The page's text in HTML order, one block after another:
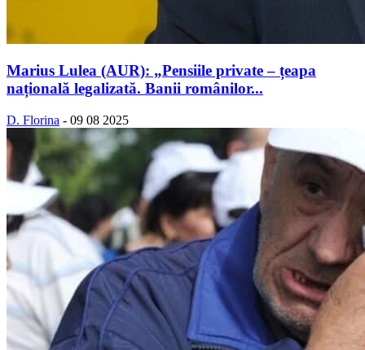
Marius Lulea (AUR): „Pensiile private – țeapa
națională legalizată. Banii românilor...
D. Florina - 09 08 2025